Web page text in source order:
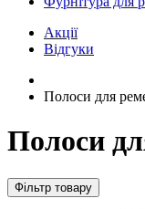
Акції
Відгуки
Полоси для
Полоси
Фільтр товару